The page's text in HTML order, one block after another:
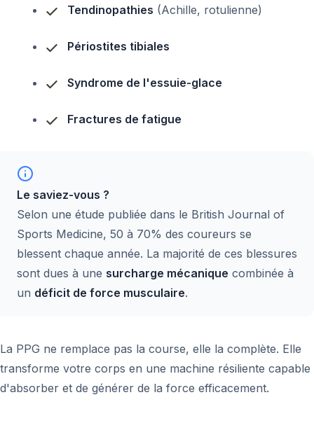
Tendinopathies (Achille, rotulienne)
Périostites tibiales
Syndrome de l'essuie-glace
Fractures de fatigue
Le saviez-vous ?
Selon une étude publiée dans le British Journal of
Sports Medicine, 50 à 70% des coureurs se
blessent chaque année. La majorité de ces blessures
sont dues à une surcharge mécanique combinée à
un déficit de force musculaire.
La PPG ne remplace pas la course, elle la complète. Elle
transforme votre corps en une machine résiliente capable
d'absorber et de générer de la force efficacement.